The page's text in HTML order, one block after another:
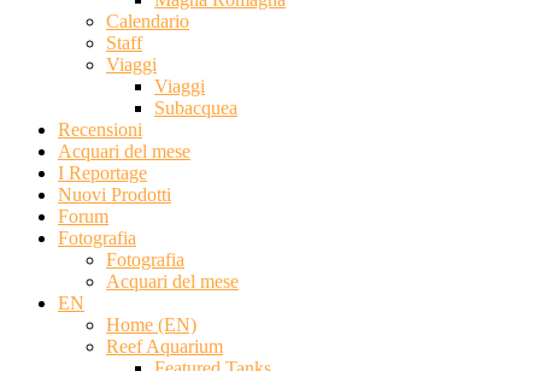
Calendario
Staff
Viaggi
Viaggi
Subacquea
Recensioni
Acquari del mese
I Reportage
Nuovi Prodotti
Forum
Fotografia
Fotografia
Acquari del mese
EN
Home (EN)
Reef Aquarium